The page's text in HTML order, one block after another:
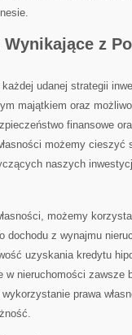
z
udanej strategii⁣
majątkiem oraz
finansowe
możemy cieszyć
naszych
możemy
dochodu z⁢ wynajmu
uzyskania kredytu
nieruchomości zawsze
prawa